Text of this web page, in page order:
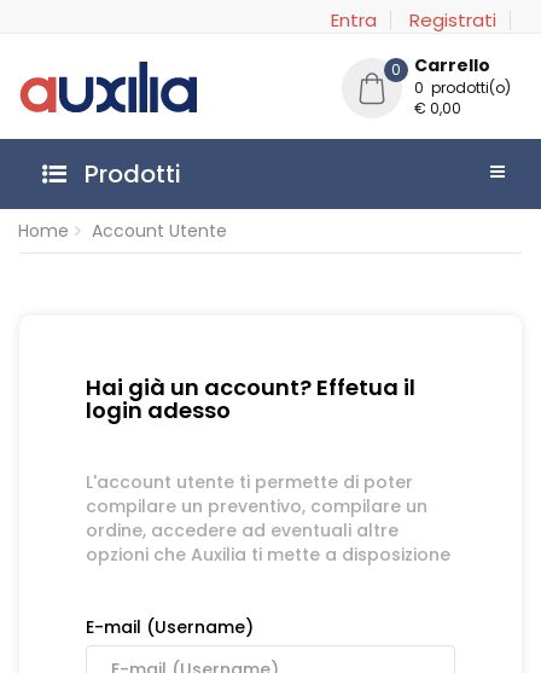
Entra Registrati
0 Carrello
0 prodotti(o)
€ 0,00
Prodotti
Home Account Utente
Hai già un account? Effetua il
login adesso
L'account utente ti permette di poter
compilare un preventivo, compilare un
ordine, accedere ad eventuali altre
opzioni che Auxilia ti mette a disposizione
E-mail (Username)